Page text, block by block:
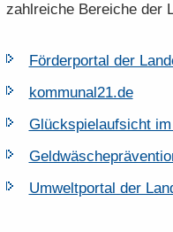
zahl­rei­che Be­rei­che der
För­der­por­tal der
kom­mu­nal21.​de
Glück­spiel­auf­sicht
Um­welt­por­tal der